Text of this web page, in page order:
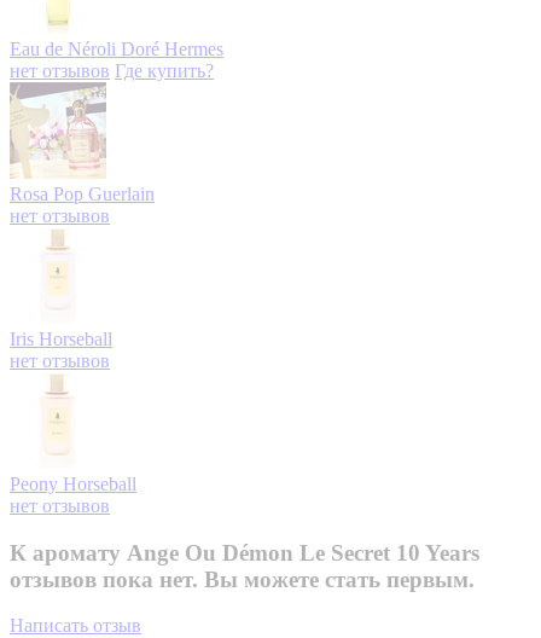
Eau de Néroli Doré Hermes
нет отзывов Где купить?
Rosa Pop Guerlain
нет отзывов
Iris Horseball
нет отзывов
Peony Horseball
нет отзывов
К аромату Ange Ou Démon Le Secret 10 Years
отзывов пока нет. Вы можете стать первым.
Написать отзыв